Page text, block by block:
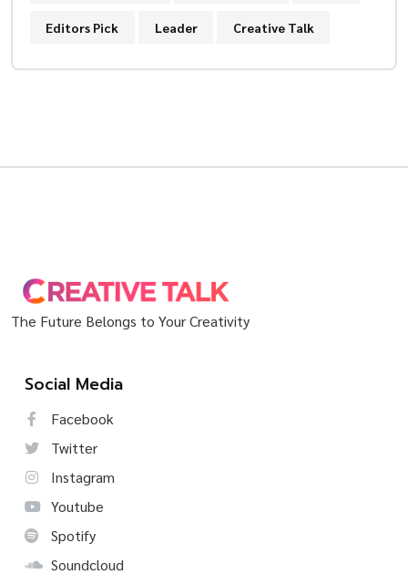
Editors Pick Leader Creative Talk
The Future Belongs to Your Creativity
Social Media
Facebook
Twitter
Instagram
Youtube
Spotify
Soundcloud